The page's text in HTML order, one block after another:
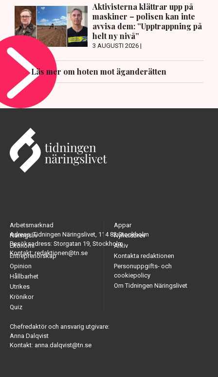
Aktivisterna klättrar upp på
maskiner – polisen kan inte
avvisa dem: ”Upptrappning på
helt ny nivå”
3 AUGUSTI 2026 |
Läs mer om hoten mot äganderätten
Adress: Tidningen Näringslivet, 114 82 Stockholm
Besöksadress: Storgatan 19, Stockholm
Kontakt: redaktionen@tn.se
Arbetsmarknad
Näringsliv
Ekonomi
Entreprenörskap
Opinion
Hållbarhet
Utrikes
Krönikor
Quiz
Appar
Nyhetsbrev
Arkiv
Kontakta redaktionen
Personuppgifts- och
cookiepolicy
Om Tidningen Näringslivet
Chefredaktör och ansvarig utgivare:
Anna Dalqvist
Kontakt: anna.dalqvist@tn.se